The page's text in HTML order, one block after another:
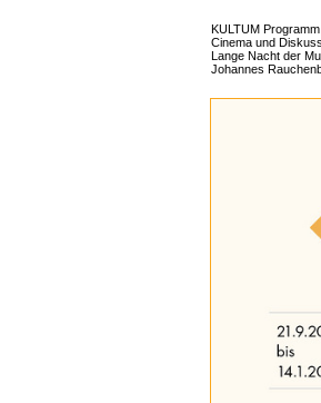
KULTUM
Cinema und
Lange Nacht der
Johannes